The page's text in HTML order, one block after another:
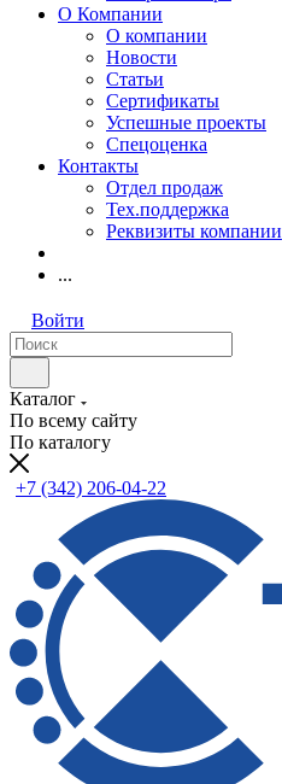
О Компании
О компании
Новости
Статьи
Сертификаты
Успешные проекты
Спецоценка
Контакты
Отдел продаж
Тех.поддержка
Реквизиты компании
...
Войти
Каталог
По всему сайту
По каталогу
+7 (342) 206-04-22